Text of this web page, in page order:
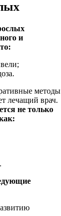
и
лечащий врач.
не только